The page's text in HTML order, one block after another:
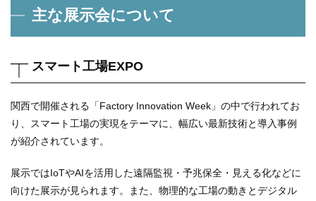
主な展示会について
スマート工場EXPO
関西で開催される「Factory Innovation Week」の中で行われてお
り、スマート工場の実現をテーマに、幅広い最新技術と導入事例
が紹介されています。
展示ではIoTやAIを活用した遠隔監視・予兆保全・見える化などに
向けた展示が見られます。また、物理的な工場の動きとデジタル